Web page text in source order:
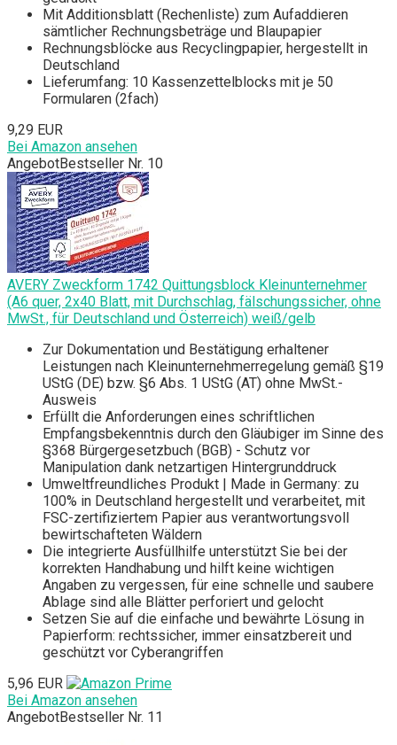
Mit Additionsblatt (Rechenliste) zum Aufaddieren
sämtlicher Rechnungsbeträge und Blaupapier
Rechnungsblöcke aus Recyclingpapier, hergestellt in
Deutschland
Lieferumfang: 10 Kassenzettelblocks mit je 50
Formularen (2fach)
9,29 EUR
Bei Amazon ansehen
AngebotBestseller Nr. 10
AVERY Zweckform 1742 Quittungsblock Kleinunternehmer
(A6 quer, 2x40 Blatt, mit Durchschlag, fälschungssicher, ohne
MwSt., für Deutschland und Österreich) weiß/gelb
Zur Dokumentation und Bestätigung erhaltener
Leistungen nach Kleinunternehmerregelung gemäß §19
UStG (DE) bzw. §6 Abs. 1 UStG (AT) ohne MwSt.-
Ausweis
Erfüllt die Anforderungen eines schriftlichen
Empfangsbekenntnis durch den Gläubiger im Sinne des
§368 Bürgergesetzbuch (BGB) - Schutz vor
Manipulation dank netzartigen Hintergrunddruck
Umweltfreundliches Produkt | Made in Germany: zu
100% in Deutschland hergestellt und verarbeitet, mit
FSC-zertifiziertem Papier aus verantwortungsvoll
bewirtschafteten Wäldern
Die integrierte Ausfüllhilfe unterstützt Sie bei der
korrekten Handhabung und hilft keine wichtigen
Angaben zu vergessen, für eine schnelle und saubere
Ablage sind alle Blätter perforiert und gelocht
Setzen Sie auf die einfache und bewährte Lösung in
Papierform: rechtssicher, immer einsatzbereit und
geschützt vor Cyberangriffen
5,96 EUR
Bei Amazon ansehen
AngebotBestseller Nr. 11